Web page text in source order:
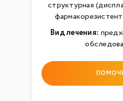
структурная
Вид лечения: